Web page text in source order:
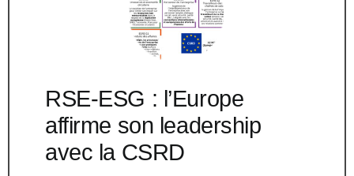
RSE-ESG : l’Europe
affirme son leadership
avec la CSRD